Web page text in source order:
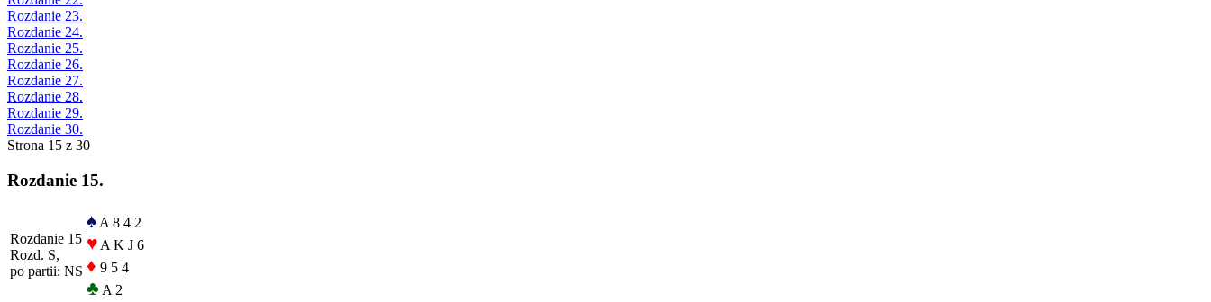
Rozdanie 23.
Rozdanie 24.
Rozdanie 25.
Rozdanie 26.
Rozdanie 27.
Rozdanie 28.
Rozdanie 29.
Rozdanie 30.
Strona 15 z 30
Rozdanie 15.
Rozdanie 15
Rozd. S,
po partii: NS
♠ A 8 4 2
♥ A K J 6
♦ 9 5 4
♣ A 2